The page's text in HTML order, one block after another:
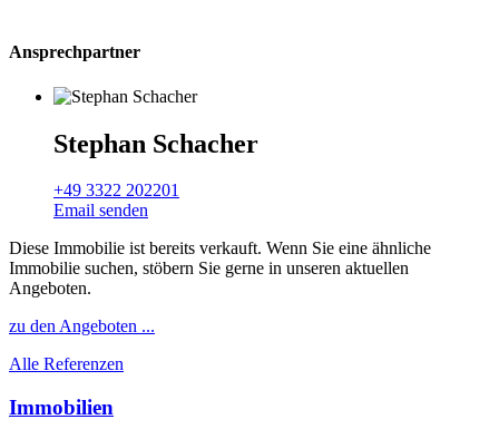
Ansprechpartner
Stephan Schacher
+49 3322 202201
Email senden
Diese Immobilie ist bereits verkauft. Wenn Sie eine ähnliche
Immobilie suchen, stöbern Sie gerne in unseren aktuellen
Angeboten.
zu den Angeboten ...
Alle Referenzen
Immobilien